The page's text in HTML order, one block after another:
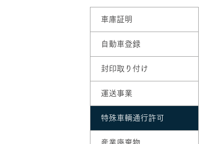
車庫証明
自動車登録
封印取り付け
運送事業
特殊車輌通行許可